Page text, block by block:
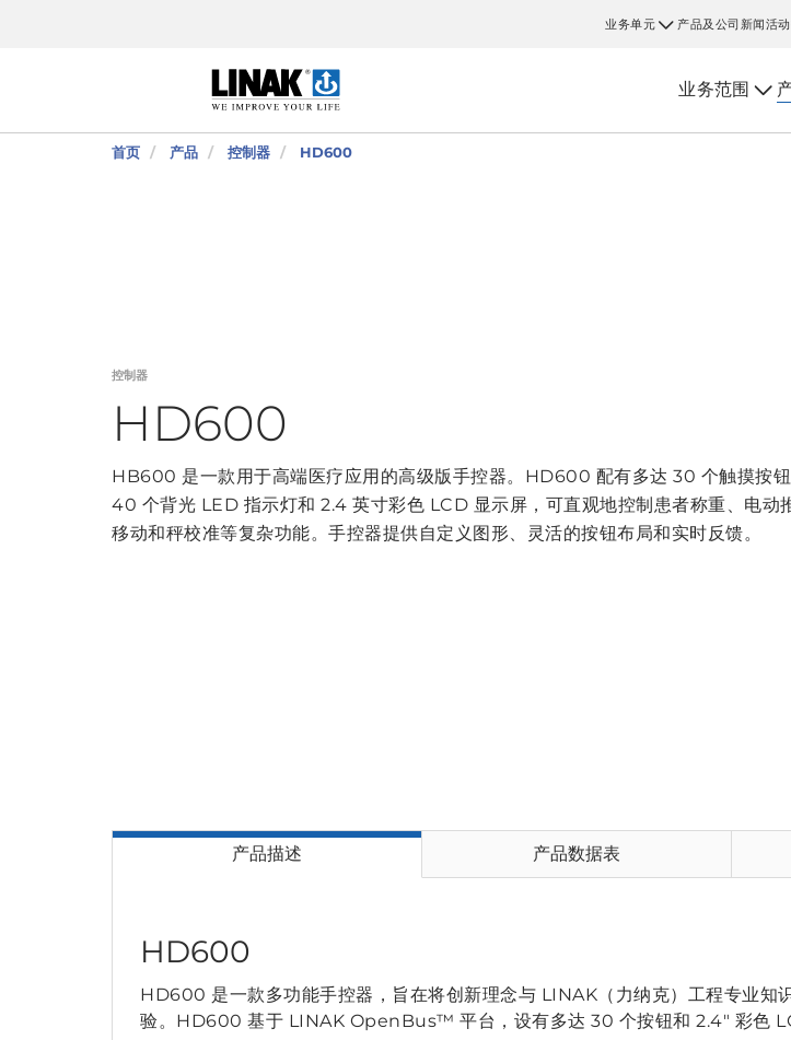
业务单元 产品及公司新闻活动
业务范围
首页 产品 控制器 HD600
控制器
HD600
HB600 是一款用于高端医疗应用的高级版手控器。HD600 配有多达 30 个触摸按钮
40 个背光 LED 指示灯和 2.4 英寸彩色 LCD 显示屏，可直观地控制患者称重、电动
移动和秤校准等复杂功能。手控器提供自定义图形、灵活的按钮布局和实时反馈。
产品描述 产品数据表
HD600
HD600 是一款多功能手控器，旨在将创新理念与 LINAK（力纳克）工程专业知
验。HD600 基于 LINAK OpenBus™ 平台，设有多达 30 个按钮和 2.4" 彩色